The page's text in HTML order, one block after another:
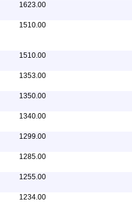
1623.00
1510.00
1510.00
1353.00
1350.00
1340.00
1299.00
1285.00
1255.00
1234.00